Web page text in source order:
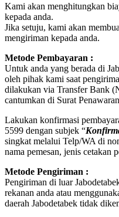
Kami akan menghitungkan
kepada anda.
Jika setuju, kami akan
mengiriman kepada anda.
Metode Pembayaran :
Untuk anda yang berada di
oleh pihak kami saat
dilakukan via Transfer Bank
cantumkan di Surat
Lakukan konfirmasi
5599 dengan subjek “
singkat melalui Telp/WA di
nama pemesan, jenis cetakan
Metode Pengiriman :
Pengiriman di luar
rekanan anda atau
daerah Jabodetabek tidak